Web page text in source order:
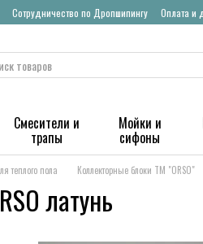
Сотрудничество по Дропшипингу Оплата и
Смесители и
трапы
Мойки и
сифоны
теплого пола Коллекторные блоки ТМ "ORSO"
латунь